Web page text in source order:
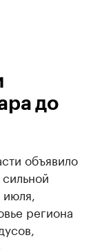
до
объявило
региона